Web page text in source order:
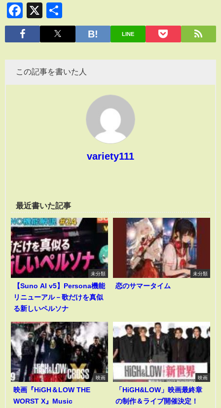
Facebook
X
有
LINE
この記事を書いた人
variety111
最近書いた記事
未分類
【Suno AI v5】Persona機能
リニューアル－歌だけを真似
る新しいペルソナ
未分類
恋のサマータイム
映画
映画『HiGH＆LOW THE
WORST X』Music
映画
「HiGH&LOW」映画最終章
の制作＆ライブ開催決定！